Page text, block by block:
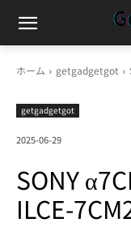
ホーム getgadgetgot
getgadgetgot
2025-06-29
SONY
ILCE-